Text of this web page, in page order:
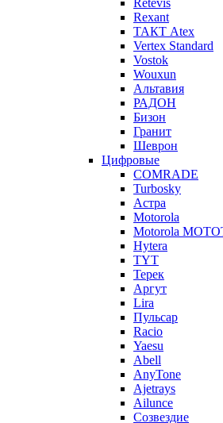
Retevis
Rexant
ТАКТ Atex
Vertex Standard
Vostok
Wouxun
Альтавия
РАДОН
Бизон
Гранит
Шеврон
Цифровые
COMRADE
Turbosky
Астра
Motorola
Motorola
Hytera
TYT
Терек
Аргут
Lira
Пульсар
Racio
Yaesu
Abell
AnyTone
Ajetrays
Ailunce
Созвездие